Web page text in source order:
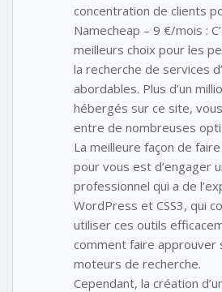
concentration de clients
Namecheap – 9 €/mois :
meilleurs choix pour les
la recherche de services
abordables. Plus d’un
hébergés sur ce site,
entre de nombreuses
La meilleure façon de
pour vous est d’engager
professionnel qui a de
WordPress et CSS3, qui
utiliser ces outils
comment faire approuver
moteurs de recherche.
Cependant, la création